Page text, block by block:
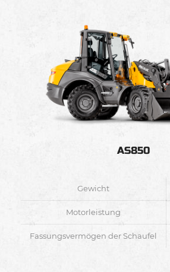
AS850
Gewicht
Motorleistung
Fassungsvermögen der Schaufel